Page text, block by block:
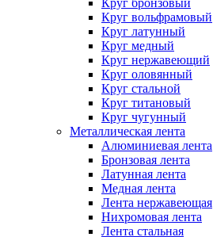
Круг бронзовый
Круг вольфрамовый
Круг латунный
Круг медный
Круг нержавеющий
Круг оловянный
Круг стальной
Круг титановый
Круг чугунный
Металлическая лента
Алюминиевая лента
Бронзовая лента
Латунная лента
Медная лента
Лента нержавеющая
Нихромовая лента
Лента стальная